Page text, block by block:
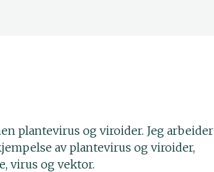
plantevirus og viroider. Jeg arbeider
av plantevirus og viroider,
virus og vektor.